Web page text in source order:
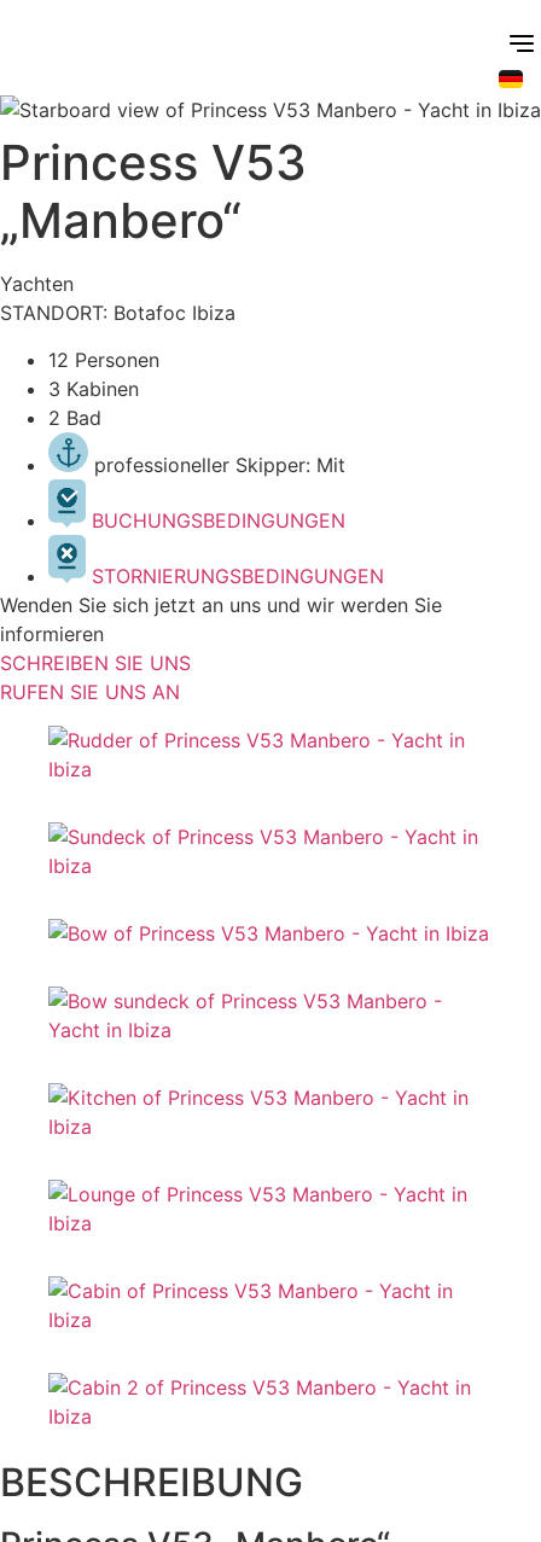
Princess V53
„Manbero“
Yachten
STANDORT: Botafoc Ibiza
12 Personen
3 Kabinen
2 Bad
professioneller Skipper: Mit
BUCHUNGSBEDINGUNGEN
STORNIERUNGSBEDINGUNGEN
Wenden Sie sich jetzt an uns und wir werden Sie
informieren
SCHREIBEN SIE UNS
RUFEN SIE UNS AN
BESCHREIBUNG